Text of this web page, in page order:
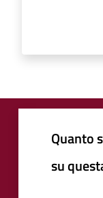
Quanto
su